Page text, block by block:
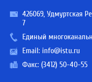
426069, Удмуртская
7
Единый
Email: info@istu.ru
Факс: (3412) 50-40-55